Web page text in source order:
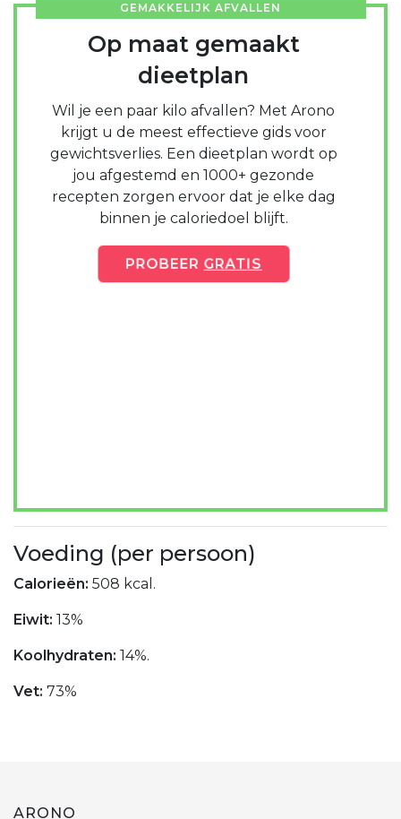
GEMAKKELIJK AFVALLEN
Op maat gemaakt
dieetplan
Wil je een paar kilo afvallen? Met Arono
krijgt u de meest effectieve gids voor
gewichtsverlies. Een dieetplan wordt op
jou afgestemd en 1000+ gezonde
recepten zorgen ervoor dat je elke dag
binnen je caloriedoel blijft.
PROBEER GRATIS
Voeding (per persoon)
Calorieën: 508 kcal.
Eiwit: 13%
Koolhydraten: 14%.
Vet: 73%
ARONO